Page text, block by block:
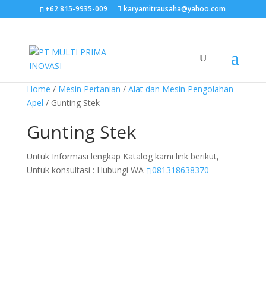
+62 815-9935-009 karyamitrausaha@yahoo.com
Home / Mesin Pertanian / Alat dan Mesin Pengolahan
Apel / Gunting Stek
Gunting Stek
Untuk Informasi lengkap Katalog kami link berikut,
Untuk konsultasi : Hubungi WA
081318638370